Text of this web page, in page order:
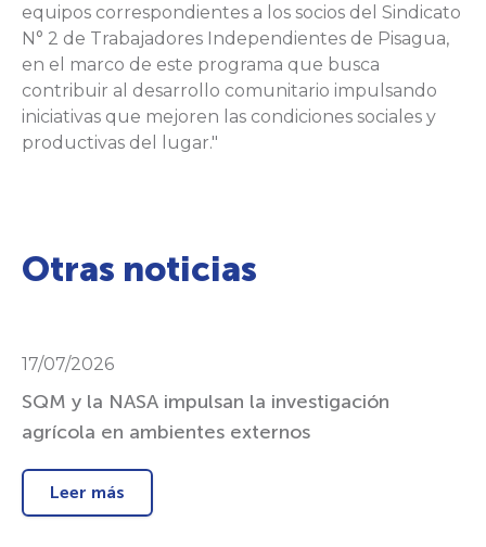
equipos correspondientes a los socios del Sindicato
N° 2 de Trabajadores Independientes de Pisagua,
en el marco de este programa que busca
contribuir al desarrollo comunitario impulsando
iniciativas que mejoren las condiciones sociales y
productivas del lugar."
Otras noticias
17/07/2026
SQM y la NASA impulsan la investigación
agrícola en ambientes externos
Leer más